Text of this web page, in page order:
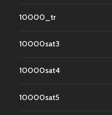
10000_tr
10000sat3
10000sat4
10000sat5